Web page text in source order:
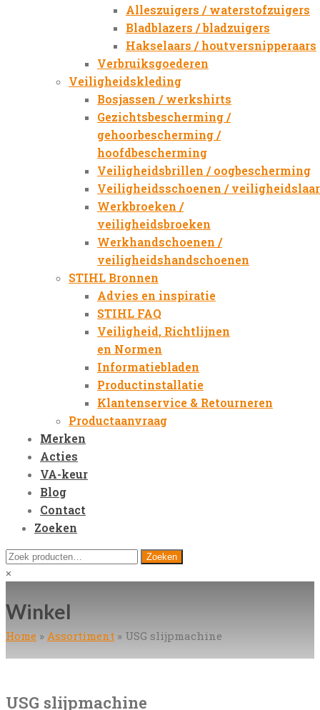
Alleszuigers / waterstofzuigers
Bladblazers / bladzuigers
Hakselaars / houtversnipperaars
Verbruiksgoederen
Veiligheidskleding
Bosjassen / werkshirts
Gezichtsbescherming /
gehoorbescherming /
hoofdbescherming
Veiligheidsbrillen / oogbescherming
Veiligheidsschoenen /
Werkbroeken /
veiligheidsbroeken
Werkhandschoenen /
veiligheidshandschoenen
STIHL Bronnen
Advies en inspiratie
STIHL FAQ
Veiligheid, Richtlijnen
en Normen
Informatiebladen
Productinstallatie
Klantenservice & Retourneren
Productaanvraag
Merken
Acties
VA-keur
Blog
Contact
Zoeken
Open
Mobile
Zoeken
naar:
Zoeken
×
Winkel
Home » Assortiment » USG slijpmachine
USG slijpmachine